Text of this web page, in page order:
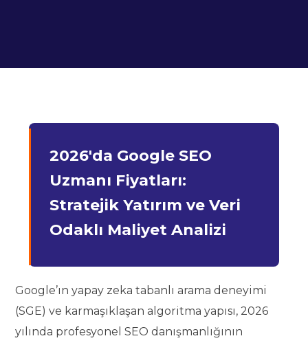
2026'da Google SEO
Uzmanı Fiyatları:
Stratejik Yatırım ve Veri
Odaklı Maliyet Analizi
Google’ın yapay zeka tabanlı arama deneyimi
(SGE) ve karmaşıklaşan algoritma yapısı, 2026
yılında profesyonel SEO danışmanlığının